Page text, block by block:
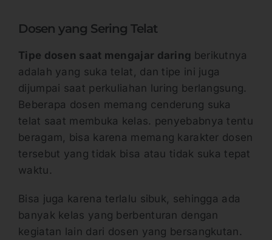
Dosen yang Sering Telat
Tipe dosen saat mengajar daring berikutnya
adalah yang suka telat, dan tipe ini juga
dijumpai saat perkuliahan luring berlangsung.
Beberapa dosen memang cenderung suka
telat saat membuka kelas. penyebabnya tentu
beragam, bisa karena memang karakter dosen
tersebut yang tidak bisa atau tidak suka tepat
waktu.
Bisa juga karena terlalu sibuk, sehingga ada
banyak kelas yang berbenturan dengan
kegiatan lain dari dosen yang bersangkutan.